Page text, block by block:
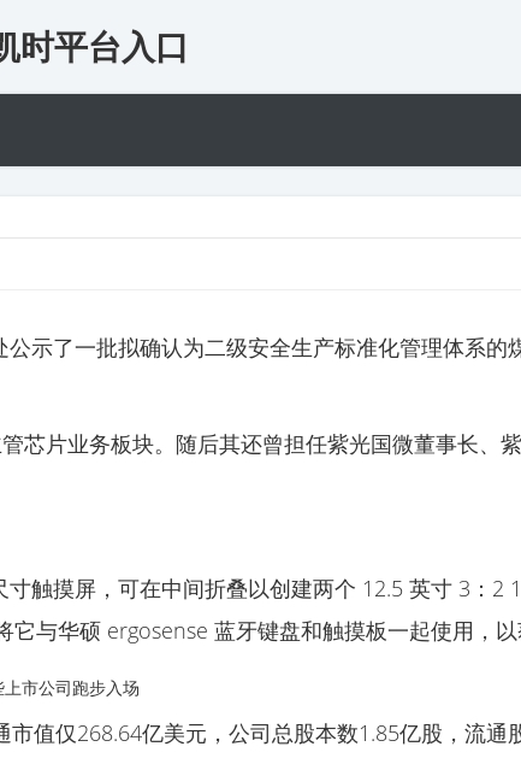
时平台入口
示了一批拟确认为二级安全生产标准化管理体系
芯片业务板块。随后其还曾担任紫光国微董事长
触摸屏，可在中间折叠以创建两个 12.5 英寸 3：2
与华硕 ergosense 蓝牙键盘和触摸板一起使用，以
市公司跑步入场
值仅268.64亿美元，公司总股本数1.85亿股，流通